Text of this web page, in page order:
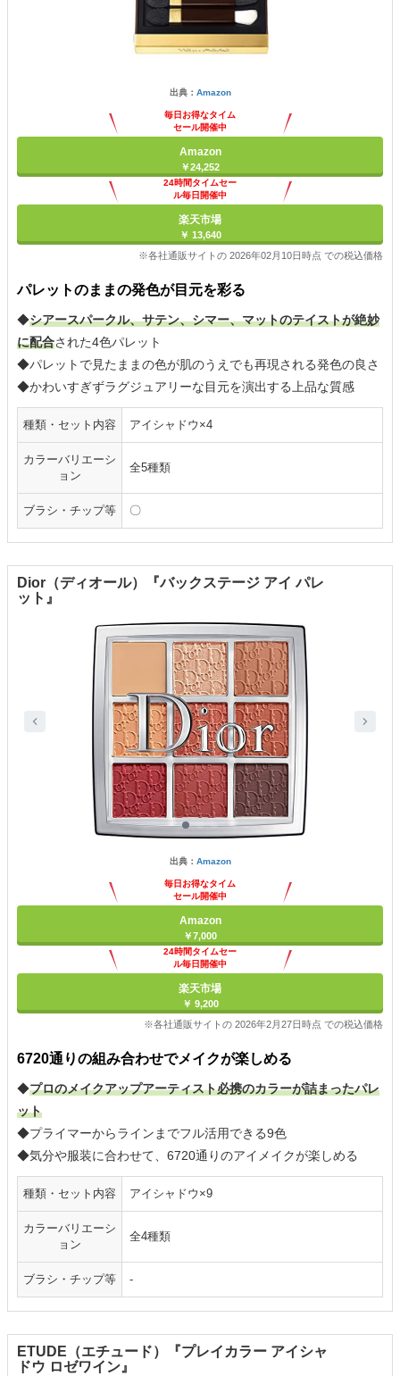
出典： Amazon
毎日お得なタイム
セール開催中
Amazon
￥24,252
24時間タイムセー
ル毎日開催中
楽天市場
￥ 13,640
※各社通販サイトの 2026年02月10日時点 での税込価格
パレットのままの発色が目元を彩る
◆シアースパークル、サテン、シマー、マットのテイストが絶妙
に配合された4色パレット
◆パレットで見たままの色が肌のうえでも再現される発色の良さ
◆かわいすぎずラグジュアリーな目元を演出する上品な質感
種類・セット内容 アイシャドウ×4
カラーバリエーシ
ョン
全5種類
ブラシ・チップ等 〇
Dior（ディオール）『バックステージ アイ パレ
ット』
出典： Amazon
毎日お得なタイム
セール開催中
Amazon
￥7,000
24時間タイムセー
ル毎日開催中
楽天市場
￥ 9,200
※各社通販サイトの 2026年2月27日時点 での税込価格
6720通りの組み合わせでメイクが楽しめる
◆プロのメイクアップアーティスト必携のカラーが詰まったパレ
ット
◆プライマーからラインまでフル活用できる9色
◆気分や服装に合わせて、6720通りのアイメイクが楽しめる
種類・セット内容 アイシャドウ×9
カラーバリエーシ
ョン
全4種類
ブラシ・チップ等 -
ETUDE（エチュード）『プレイカラー アイシャ
ドウ ロゼワイン』